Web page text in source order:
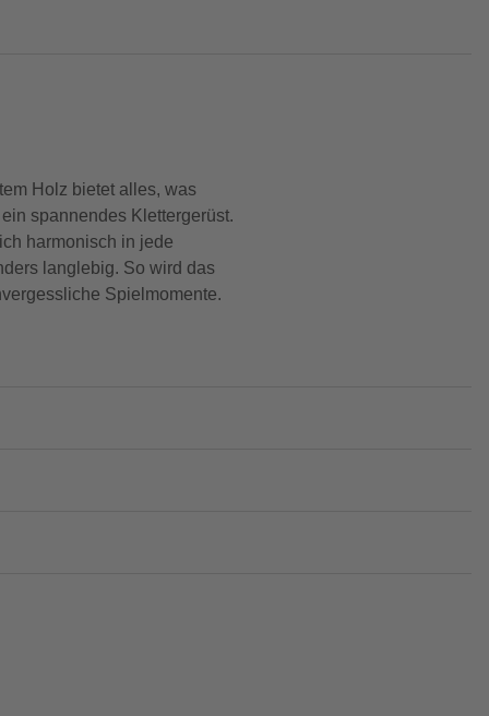
Holz bietet alles, was
spannendes Klettergerüst.
harmonisch in jede
langlebig. So wird das
Spielmomente.